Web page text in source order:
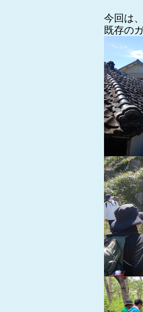
今回は
既存の